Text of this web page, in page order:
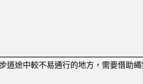
步道途中較不易通行的地方，需要借助繩